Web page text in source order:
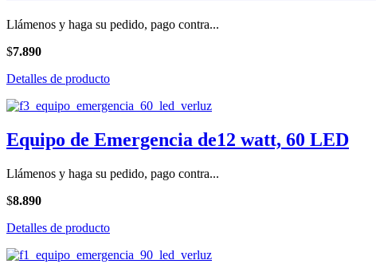
Llámenos y haga su pedido, pago contra...
$7.890
Detalles de producto
Equipo de Emergencia de12 watt, 60 LED
Llámenos y haga su pedido, pago contra...
$8.890
Detalles de producto